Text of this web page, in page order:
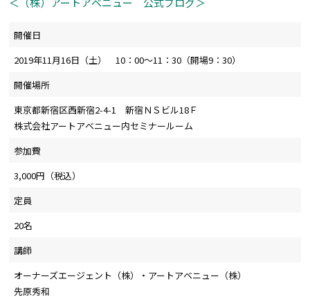
開催日
2019年11月16日（土） 10：00～11：30（開場9：30）
開催場所
東京都新宿区西新宿2-4-1 新宿ＮＳビル18Ｆ
株式会社アートアベニュー内セミナールーム
参加費
3,000円（税込）
定員
20名
講師
オーナーズエージェント（株）・アートアベニュー（株）
先原秀和